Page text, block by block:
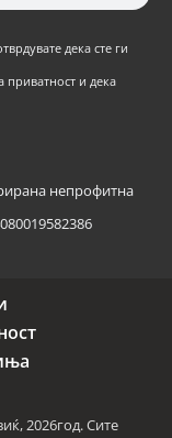
дека сте ги
приватност и дека
непрофитна
2026год. Сите